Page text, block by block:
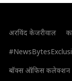
अरविंद केजरीवाल
बॉक्स ऑफिस कलेक्शन